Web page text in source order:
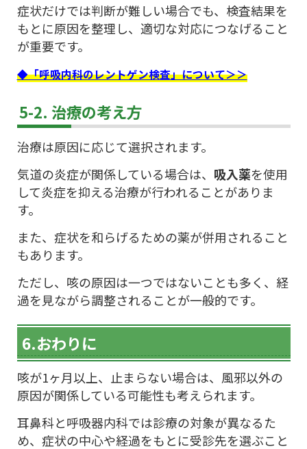
症状だけでは判断が難しい場合でも、検査結果を
もとに原因を整理し、適切な対応につなげること
が重要です。
◆「呼吸内科のレントゲン検査」について＞＞
5-2. 治療の考え方
治療は原因に応じて選択されます。
気道の炎症が関係している場合は、 吸入薬を使用
して炎症を抑える治療が行われることがありま
す。
また、症状を和らげるための薬が併用されること
もあります。
ただし、咳の原因は一つではないことも多く、経
過を見ながら調整されることが一般的です。
6.おわりに
咳が1ヶ月以上、止まらない場合は、風邪以外の
原因が関係している可能性も考えられます。
耳鼻科と呼吸器内科では診療の対象が異なるた
め、症状の中心や経過をもとに受診先を選ぶこと